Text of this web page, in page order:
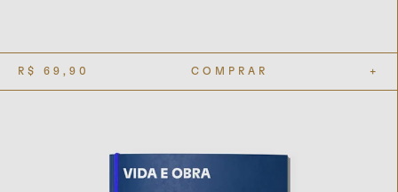
R$ 69,90 COMPRAR +